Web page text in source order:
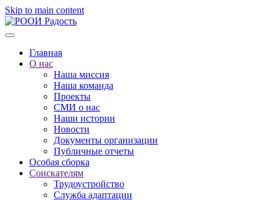
Skip to main content
Главная
О нас
Наша миссия
Наша команда
Проекты
СМИ о нас
Наши истории
Новости
Документы организации
Публичные отчеты
Особая сборка
Соискателям
Трудоустройство
Служба адаптации